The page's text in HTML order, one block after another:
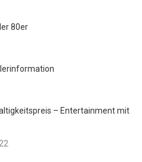
80er
– Entertainment mit